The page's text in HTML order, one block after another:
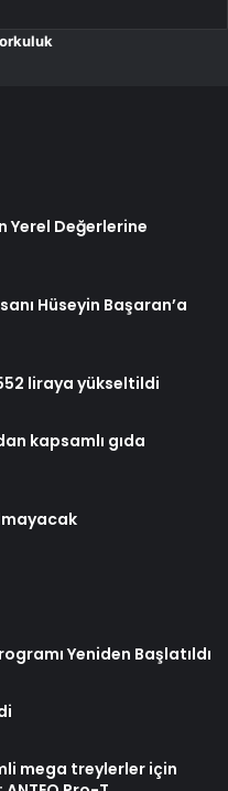
Yerel Değerlerine
Hüseyin Başaran’a
liraya yükseltildi
kapsamlı gıda
Yeniden Başlatıldı
mega treylerler için